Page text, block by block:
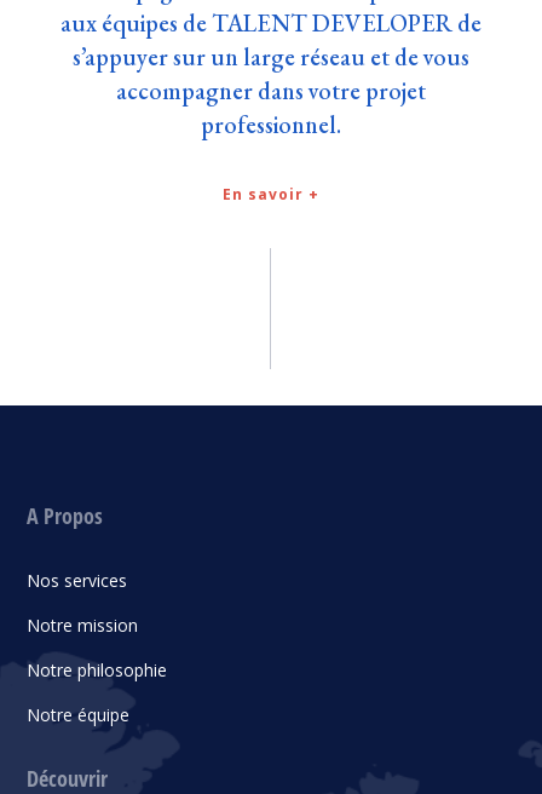
aux équipes de TALENT DEVELOPER de
s’appuyer sur un large réseau et de vous
accompagner dans votre projet
professionnel.
En savoir +
A Propos
Nos services
Notre mission
Notre philosophie
Notre équipe
Découvrir